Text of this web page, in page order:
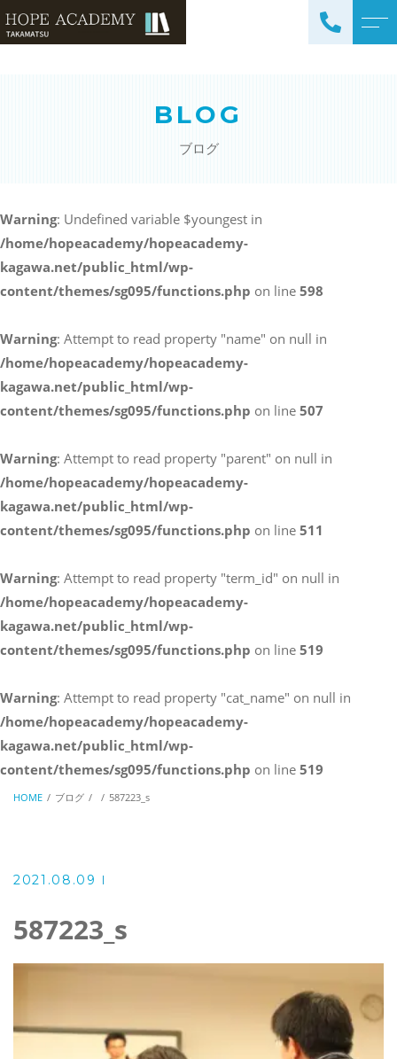
（4科目）
中学生コース（5科目）
高校生コース（3科目）
英会話コース（幼児～小学
校低学年）
087-887-7663
Webからのお問い合わせ
CONTACT
BLOG
ブログ
Warning: Undefined variable $youngest in
/home/hopeacademy/hopeacademy-
kagawa.net/public_html/wp-
content/themes/sg095/functions.php on line 598
Warning: Attempt to read property "name" on null in
/home/hopeacademy/hopeacademy-
kagawa.net/public_html/wp-
content/themes/sg095/functions.php on line 507
Warning: Attempt to read property "parent" on null in
/home/hopeacademy/hopeacademy-
kagawa.net/public_html/wp-
content/themes/sg095/functions.php on line 511
Warning: Attempt to read property "term_id" on null in
/home/hopeacademy/hopeacademy-
kagawa.net/public_html/wp-
content/themes/sg095/functions.php on line 519
Warning: Attempt to read property "cat_name" on null in
/home/hopeacademy/hopeacademy-
kagawa.net/public_html/wp-
content/themes/sg095/functions.php on line 519
HOME ブログ 587223_s
2021.08.09
587223_s